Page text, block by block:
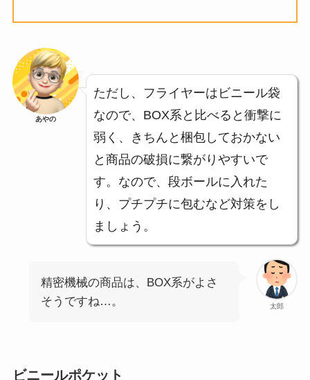
あやの
ただし、フライヤーはビニール袋
なので、BOX系と比べると衝撃に
弱く、きちんと梱包しておかない
と商品の破損に繋がりやすいで
す。なので、段ボールに入れた
り、プチプチに包むなど対策をし
ましょう。
太郎
精密機械の商品は、BOX系がよさ
そうですね…。
ビニールポケット